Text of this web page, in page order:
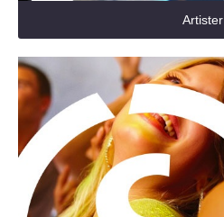
Artister